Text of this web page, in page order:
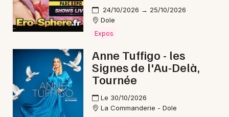
Magazine à Champagnole24/10/2026 → 25/10/2026
Dole
Expos
Anne Tuffigo - les
Signes de l'Au-Delà,
Tournée
Le 30/10/2026
La Commanderie - Dole